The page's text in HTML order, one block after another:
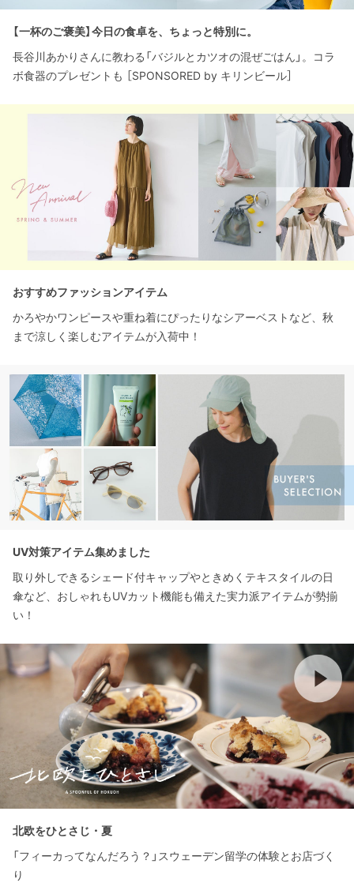
【一杯のご褒美】今日の食卓を、ちょっと特別に。
長谷川あかりさんに教わる「バジルとカツオの混ぜごはん」。コラ
ボ食器のプレゼントも ［SPONSORED by キリンビール］
おすすめファッションアイテム
かろやかワンピースや重ね着にぴったりなシアーベストなど、秋
まで涼しく楽しむアイテムが入荷中！
UV対策アイテム集めました
取り外しできるシェード付キャップやときめくテキスタイルの日
傘など、おしゃれもUVカット機能も備えた実力派アイテムが勢揃
い！
北欧をひとさじ・夏
「フィーカってなんだろう？」スウェーデン留学の体験とお店づく
り